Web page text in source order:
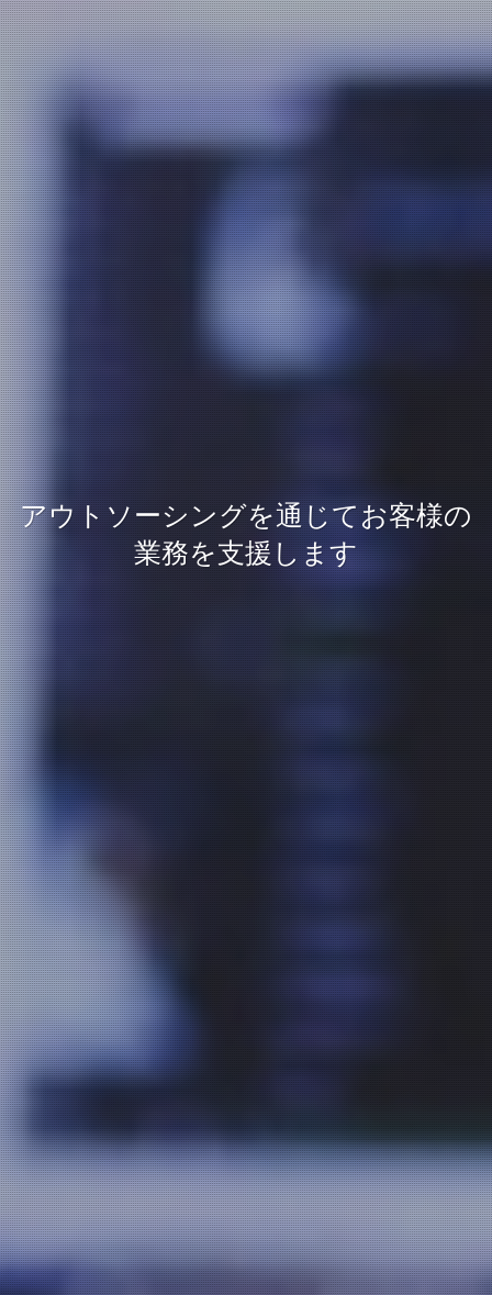
アウトソーシングを通じてお客様の
業務を支援します